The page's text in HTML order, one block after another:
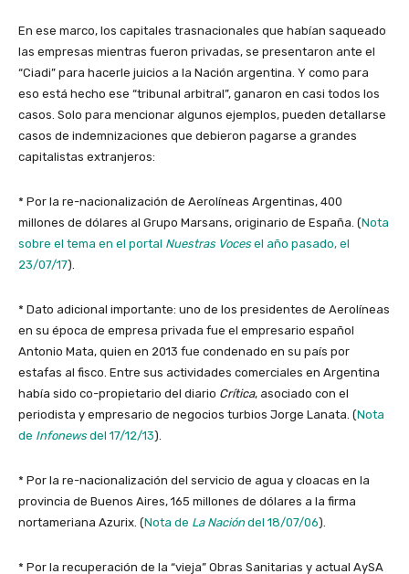
En ese marco, los capitales trasnacionales que habían saqueado
las empresas mientras fueron privadas, se presentaron ante el
“Ciadi” para hacerle juicios a la Nación argentina. Y como para
eso está hecho ese “tribunal arbitral”, ganaron en casi todos los
casos. Solo para mencionar algunos ejemplos, pueden detallarse
casos de indemnizaciones que debieron pagarse a grandes
capitalistas extranjeros:
* Por la re-nacionalización de Aerolíneas Argentinas, 400
millones de dólares al Grupo Marsans, originario de España. (Nota
sobre el tema en el portal Nuestras Voces el año pasado, el
23/07/17).
* Dato adicional importante: uno de los presidentes de Aerolíneas
en su época de empresa privada fue el empresario español
Antonio Mata, quien en 2013 fue condenado en su país por
estafas al fisco. Entre sus actividades comerciales en Argentina
había sido co-propietario del diario Crítica, asociado con el
periodista y empresario de negocios turbios Jorge Lanata. (Nota
de Infonews del 17/12/13).
* Por la re-nacionalización del servicio de agua y cloacas en la
provincia de Buenos Aires, 165 millones de dólares a la firma
nortameriana Azurix. (Nota de La Nación del 18/07/06).
* Por la recuperación de la “vieja” Obras Sanitarias y actual AySA